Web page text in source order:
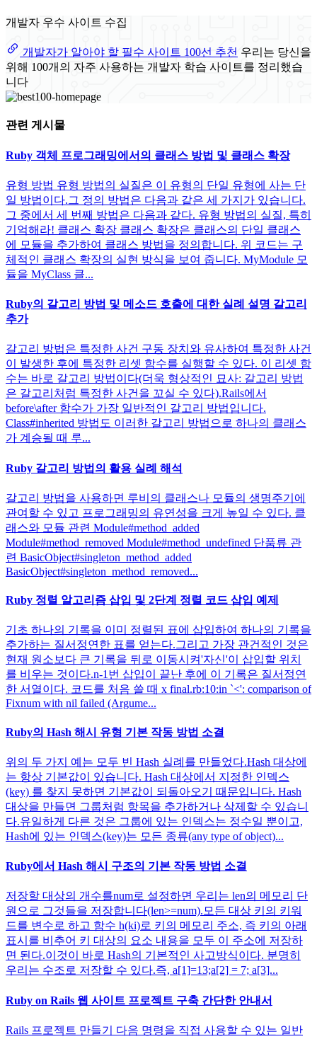
개발자 우수 사이트 수집
개발자가 알아야 할 필수 사이트 100선 추천 우리는 당신을
위해 100개의 자주 사용하는 개발자 학습 사이트를 정리했습
니다
관련 게시물
Ruby 객체 프로그래밍에서의 클래스 방법 및 클래스 확장
유형 방법 유형 방법의 실질은 이 유형의 단일 유형에 사는 단
일 방법이다.그 정의 방법은 다음과 같은 세 가지가 있습니다.
그 중에서 세 번째 방법은 다음과 같다. 유형 방법의 실질, 특히
기억해라! 클래스 확장 클래스 확장은 클래스의 단일 클래스
에 모듈을 추가하여 클래스 방법을 정의합니다. 위 코드는 구
체적인 클래스 확장의 실현 방식을 보여 줍니다. MyModule 모
듈을 MyClass 클...
Ruby의 갈고리 방법 및 메소드 호출에 대한 실례 설명 갈고리
추가
갈고리 방법은 특정한 사건 구동 장치와 유사하여 특정한 사건
이 발생한 후에 특정한 리셋 함수를 실행할 수 있다. 이 리셋 함
수는 바로 갈고리 방법이다(더욱 형상적인 묘사: 갈고리 방법
은 갈고리처럼 특정한 사건을 꼬실 수 있다).Rails에서
before\after 함수가 가장 일반적인 갈고리 방법입니다.
Class#inherited 방법도 이러한 갈고리 방법으로 하나의 클래스
가 계승될 때 루...
Ruby 갈고리 방법의 활용 실례 해석
갈고리 방법을 사용하면 루비의 클래스나 모듈의 생명주기에
관여할 수 있고 프로그래밍의 유연성을 크게 높일 수 있다. 클
래스와 모듈 관련 Module#method_added
Module#method_removed Module#method_undefined 단품류 관
련 BasicObject#singleton_method_added
BasicObject#singleton_method_removed...
Ruby 정렬 알고리즘 삽입 및 2단계 정렬 코드 삽입 예제
기초 하나의 기록을 이미 정렬된 표에 삽입하여 하나의 기록을
추가하는 질서정연한 표를 얻는다.그리고 가장 관건적인 것은
현재 원소보다 큰 기록을 뒤로 이동시켜'자신'이 삽입할 위치
를 비우는 것이다.n-1번 삽입이 끝난 후에 이 기록은 질서정연
한 서열이다. 코드를 처음 쓸 때 x final.rb:10:in `<': comparison of
Fixnum with nil failed (Argume...
Ruby의 Hash 해시 유형 기본 작동 방법 소결
위의 두 가지 예는 모두 빈 Hash 실례를 만들었다.Hash 대상에
는 항상 기본값이 있습니다. Hash 대상에서 지정한 인덱스
(key) 를 찾지 못하면 기본값이 되돌아오기 때문입니다. Hash
대상을 만들면 그룹처럼 항목을 추가하거나 삭제할 수 있습니
다.유일하게 다른 것은 그룹에 있는 인덱스는 정수일 뿐이고,
Hash에 있는 인덱스(key)는 모든 종류(any type of object)...
Ruby에서 Hash 해시 구조의 기본 작동 방법 소결
저장할 대상의 개수를num로 설정하면 우리는 len의 메모리 단
원으로 그것들을 저장합니다(len>=num).모든 대상 키의 키워
드를 변수로 하고 함수 h(ki)로 키의 메모리 주소, 즉 키의 아래
표시를 비추어 키 대상의 요소 내용을 모두 이 주소에 저장하
면 된다.이것이 바로 Hash의 기본적인 사고방식이다. 분명히
우리는 수조로 저장할 수 있다.즉, a[1]=13;a[2] = 7; a[3]...
Ruby on Rails 웹 사이트 프로젝트 구축 간단한 안내서
Rails 프로젝트 만들기 다음 명령을 직접 사용할 수 있는 일반